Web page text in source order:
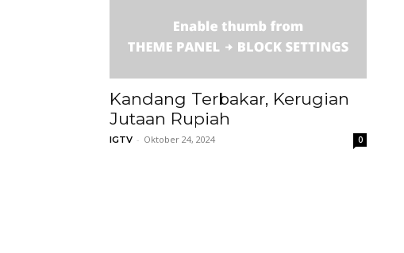
Kandang Terbakar, Kerugian
Jutaan Rupiah
IGTV - Oktober 24, 2024 0